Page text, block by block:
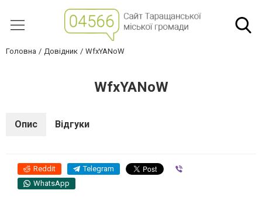
Головна Довідник WfxYANoW
WfxYANoW
Опис Відгуки
Reddit Telegram
WhatsApp